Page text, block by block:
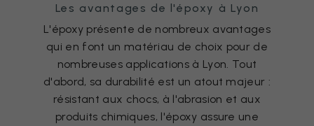
Les avantages de l'époxy à Lyon
L'époxy présente de nombreux avantages
qui en font un matériau de choix pour de
nombreuses applications à Lyon. Tout
d'abord, sa durabilité est un atout majeur :
résistant aux chocs, à l'abrasion et aux
produits chimiques, l'époxy assure une